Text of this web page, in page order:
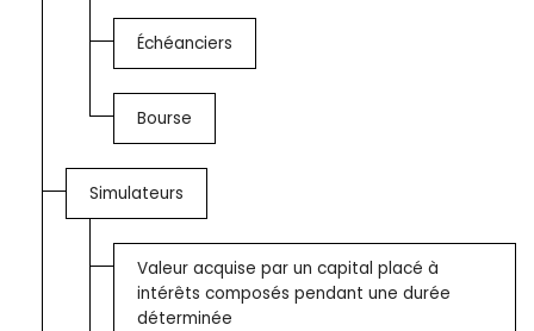
Échéanciers
Bourse
Simulateurs
Valeur acquise par un capital placé à
intérêts composés pendant une durée
déterminée